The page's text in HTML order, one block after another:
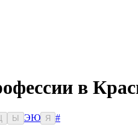
в
Ы ЭЮ Я
#